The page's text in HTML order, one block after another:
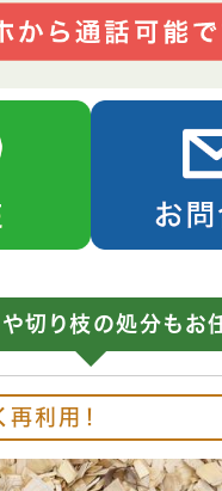
切り枝の処分もお
再利用！